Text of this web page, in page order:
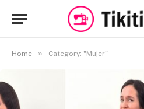
Home » Category: "Mujer"